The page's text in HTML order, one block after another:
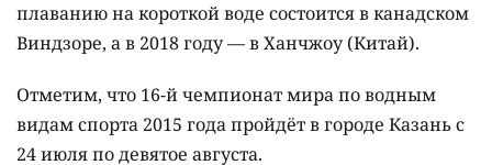
плаванию на короткой воде состоится в канадском
Виндзоре, а в 2018 году — в Ханчжоу (Китай).
Отметим, что 16-й чемпионат мира по водным
видам спорта 2015 года пройдёт в городе Казань с
24 июля по девятое августа.